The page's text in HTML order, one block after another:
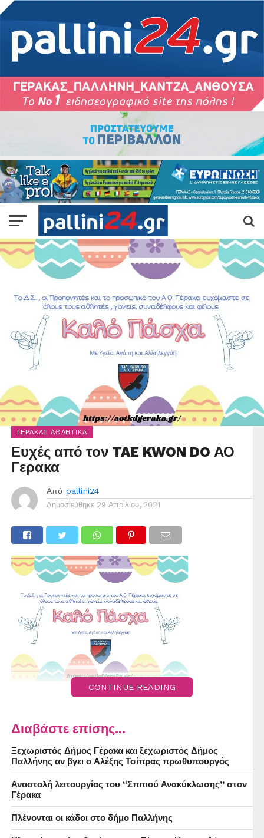
ΓΈΡΑΚΑΣ ΑΘΛΗΤΙΚΆ
Ευχές από τον TAE KWON DO ΑΟ
Γερακα
Από pallini24
Δημοσιεύθηκε 29 Απριλίου, 2021
CONTINUE READING
Διαβάστε επίσης...
Ξεχωριστός Δήμος Γέρακα και ξεχωριστός Δήμος
Παλλήνης αν βγει ο Αλέξης Τσίπρας πρωθυπουργός
Αναστολή λειτουργίας του “Σπιτιού Ανακύκλωσης” στον
Γέρακα
Πλένονται οι κάδοι στο δήμο Παλλήνης